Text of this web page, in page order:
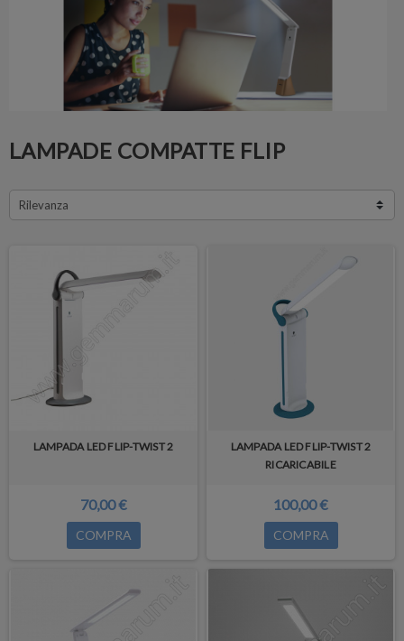
LAMPADE COMPATTE FLIP
Rilevanza
LAMPADA LED FLIP-TWIST 2
70,00 €
COMPRA
LAMPADA LED FLIP-TWIST 2
RICARICABILE
100,00 €
COMPRA